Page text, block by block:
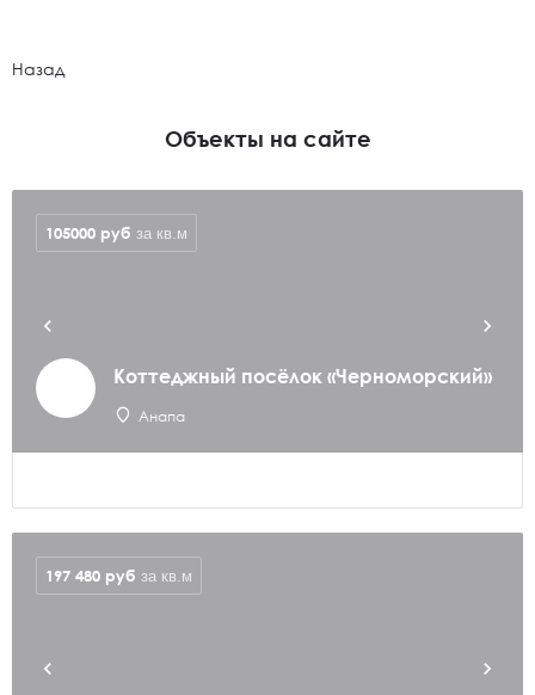
Назад
Объекты на сайте
Коттеджный посёлок «Черноморский»
Анапа
105000 руб за кв.м
197 480 руб за кв.м